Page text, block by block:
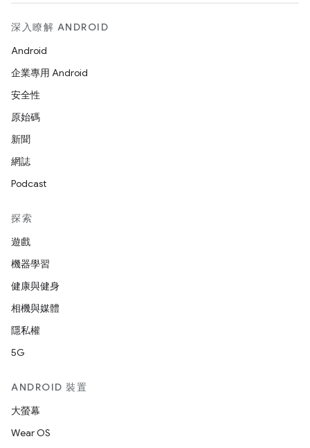
深入瞭解 ANDROID
Android
企業專用 Android
安全性
原始碼
新聞
網誌
Podcast
探索
遊戲
機器學習
健康與健身
相機與媒體
隱私權
5G
ANDROID 裝置
大螢幕
Wear OS